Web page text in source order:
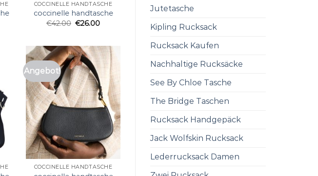
Jutetasche
Kipling Rucksack
Rucksack Kaufen
Nachhaltige Rucksäcke
See By Chloe Tasche
The Bridge Taschen
Rucksack Handgepäck
Jack Wolfskin Rucksack
Lederrucksack Damen
COCCINELLE HANDTASCHE
coccinelle handtasche
€42.00 €26.00
Angebot!
COCCINELLE HANDTASCHE